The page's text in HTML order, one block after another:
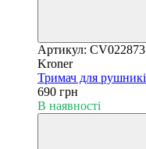
Артикул: CV022873
Kroner
Тримач для
690 грн
В наявності